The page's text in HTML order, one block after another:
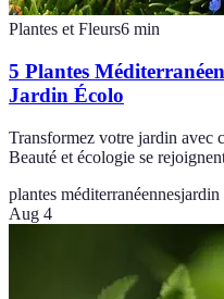
Plantes et Fleurs6 min
5 Plantes
Jardin Écolo
Transformez votre jardin avec
Beauté et écologie se
plantes méditerranéennesjardin
Aug 4